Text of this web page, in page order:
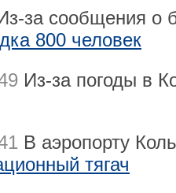
за сообщения о
800 человек
Из-за погоды в
В аэропорту
тягач